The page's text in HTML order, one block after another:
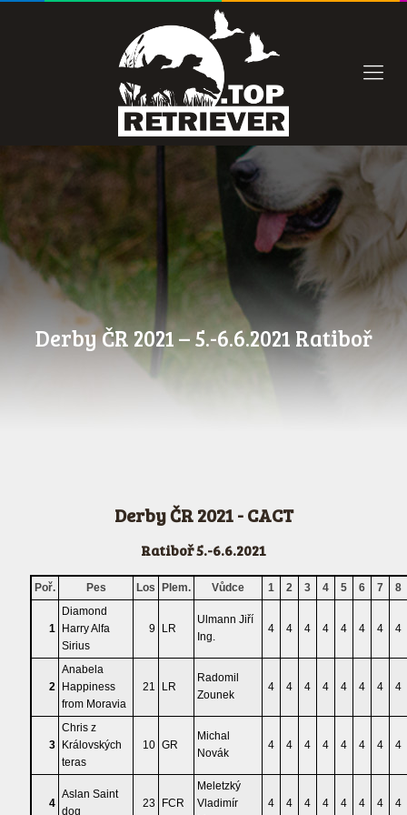
Derby ČR 2021 – 5.-6.6.2021 Ratiboř
Derby ČR 2021 - CACT
Ratiboř 5.-6.6.2021
Poř. Pes Los Plem. Vůdce 1 2 3 4 5 6 7 8
1
Diamond
Harry Alfa
Sirius
9 LR
Ulmann Jiří
Ing.
4 4 4 4 4 4 4 4
2
Anabela
Happiness
from Moravia
21 LR
Radomil
Zounek
4 4 4 4 4 4 4 4
3
Chris z
Královských
teras
10 GR
Michal
Novák
4 4 4 4 4 4 4 4
4
Aslan Saint
dog
23 FCR
Meletzký
Vladimír
4 4 4 4 4 4 4 4